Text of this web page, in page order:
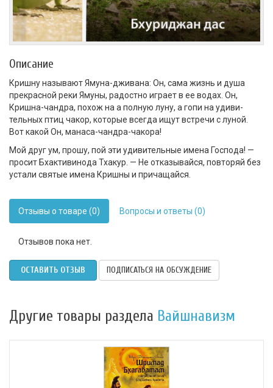
Описание
Кришну называют Ямуна-дживана: Он, сама жизнь и душа
прекрасной реки Ямуны, радостно играет в ее водах. Он,
Кришна-чандра, похож на а полную луну, а гопи на удиви-
тельных птиц чакор, которые всегда ищут встречи с луной.
Вот какой Он, манаса-чандра-чакора!
Мой друг ум, прошу, пой эти удивительные имена Господа! —
просит Бхактивинода Тхакур. — Не отказывайся, повторяй без
устали святые имена Кришны и причащайся.
Отзывы о товаре (0) Вопросы и ответы (0)
Отзывов пока нет.
ОСТАВИТЬ ОТЗЫВ ПОДПИСАТЬСЯ НА ОБСУЖДЕНИЕ
Другие товары раздела Вайшнавизм